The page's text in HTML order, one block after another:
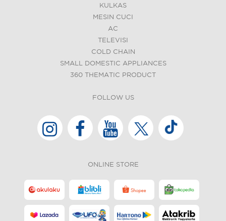
KULKAS
MESIN CUCI
AC
TELEVISI
COLD CHAIN
SMALL DOMESTIC APPLIANCES
360 THEMATIC PRODUCT
FOLLOW US
ONLINE STORE